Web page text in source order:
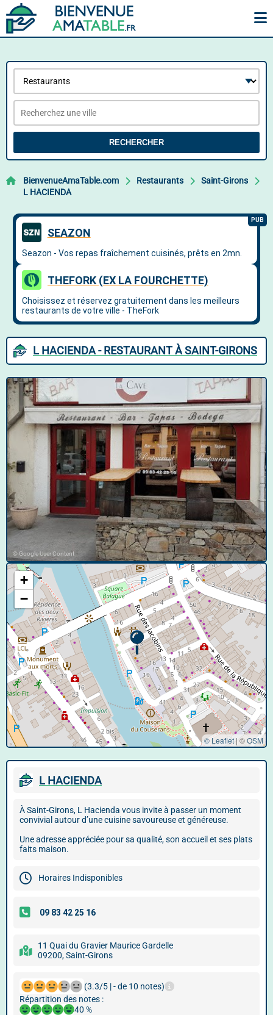
RECHERCHER
BienvenueAmaTable.com Restaurants
Saint-Girons
L HACIENDA
L HACIENDA - RESTAURANT À SAINT-GIRONS
© Google User Content
+
−
© Leaflet | ©OSM
L HACIENDA
À Saint-Girons, L Hacienda vous invite à passer un moment
convivial autour d’une cuisine savoureuse et généreuse.
Une adresse appréciée pour sa qualité, son accueil et ses plats
faits maison.
Horaires Indisponibles
11 Quai du Gravier Maurice Gardelle
09200, Saint-Girons
(3.3/5 | - de 10 notes)
Répartition des notes :
40 %